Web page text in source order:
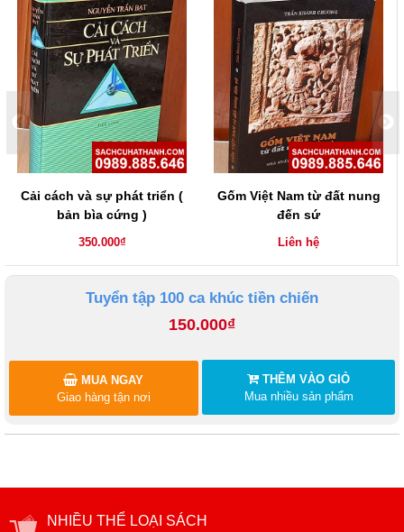
Cải cách và sự phát triển (
bản bìa cứng )
350.000₫
Gốm Việt Nam từ đất nung
đến sứ
Liên hệ
Tuyển tập 100 ca khúc tiền chiến
150.000₫
THÊM VÀO GIỎ
Mua nhiều sản phẩm
MUA NGAY
Giao hàng tận nơi
NHIỀU THỂ LOẠI SÁCH